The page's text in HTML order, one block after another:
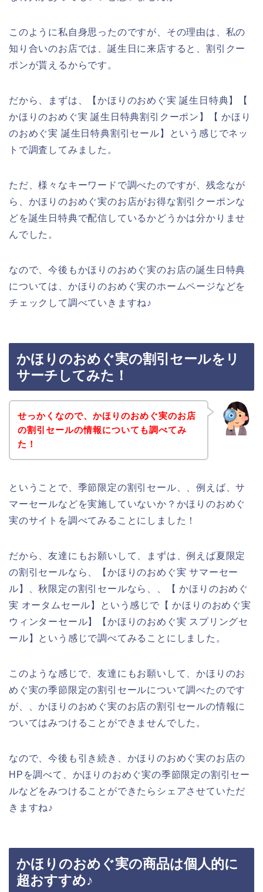
このように私自身思ったのですが、その理由は、私の
知り合いのお店では、誕生日に来店すると、割引クー
ポンが貰えるからです。
だから、まずは、【かほりのおめぐ実 誕生日特典】【
かほりのおめぐ実 誕生日特典割引クーポン】【 かほり
のおめぐ実 誕生日特典割引セール】という感じでネッ
トで調査してみました。
ただ、様々なキーワードで調べたのですが、残念なが
ら、かほりのおめぐ実のお店がお得な割引クーポンな
どを誕生日特典で配信しているかどうかは分かりませ
んでした。
なので、今後もかほりのおめぐ実のお店の誕生日特典
については、かほりのおめぐ実のホームページなどを
チェックして調べていきますね♪
かほりのおめぐ実の割引セールをリ
サーチしてみた！
せっかくなので、かほりのおめぐ実のお店
の割引セールの情報についても調べてみ
た！
ということで、季節限定の割引セール、、例えば、サ
マーセールなどを実施していないか？かほりのおめぐ
実のサイトを調べてみることにしました！
だから、友達にもお願いして、まずは、例えば夏限定
の割引セールなら、【かほりのおめぐ実 サマーセー
ル】、秋限定の割引セールなら、、【 かほりのおめぐ
実 オータムセール】という感じで【 かほりのおめぐ実
ウィンターセール】【かほりのおめぐ実 スプリングセ
ール】という感じで調べてみることにしました。
このような感じで、友達にもお願いして、かほりのお
めぐ実の季節限定の割引セールについて調べたのです
が、、かほりのおめぐ実のお店の割引セールの情報に
ついてはみつけることができませんでした。
なので、今後も引き続き、かほりのおめぐ実のお店の
HPを調べて、かほりのおめぐ実の季節限定の割引セー
ルなどをみつけることができたらシェアさせていただ
きますね♪
かほりのおめぐ実の商品は個人的に
超おすすめ♪